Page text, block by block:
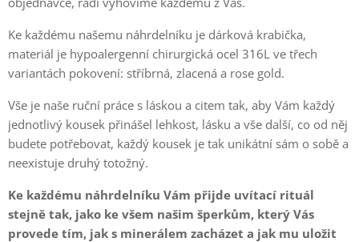
Ke každému našemu náhrdelníku je dárková krabička,
materiál je hypoalergenní chirurgická ocel 316L ve třech
variantách pokovení: stříbrná, zlacená a rose gold.
Vše je naše ruční práce s láskou a citem tak, aby Vám každý
jednotlivý kousek přinášel lehkost, lásku a vše další, co od něj
budete potřebovat, každý kousek je tak unikátní sám o sobě a
neexistuje druhý totožný.
Ke každému náhrdelníku Vám přijde uvítací rituál
stejně tak, jako ke všem našim šperkům, který Vás
provede tím, jak s minerálem zacházet a jak mu uložit